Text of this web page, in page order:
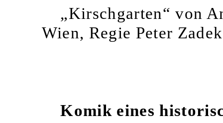
„Kirschgarten“ von
Wien, Regie Peter Zadek
Komik eines